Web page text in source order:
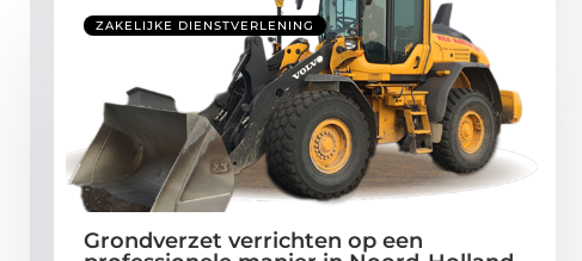
ZAKELIJKE DIENSTVERLENING
Grondverzet verrichten op een